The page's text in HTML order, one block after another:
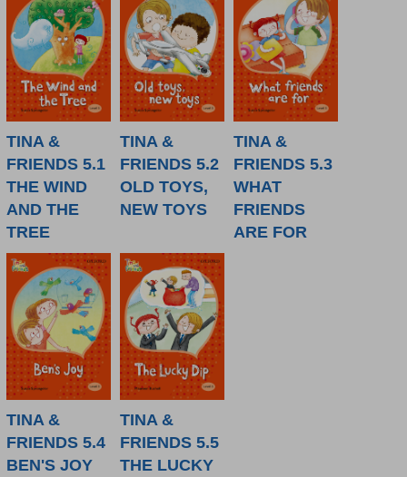
TINA &
FRIENDS 5.1
THE WIND
AND THE
TREE
TINA &
FRIENDS 5.2
OLD TOYS,
NEW TOYS
TINA &
FRIENDS 5.3
WHAT
FRIENDS
ARE FOR
TINA &
FRIENDS 5.4
BEN'S JOY
TINA &
FRIENDS 5.5
THE LUCKY